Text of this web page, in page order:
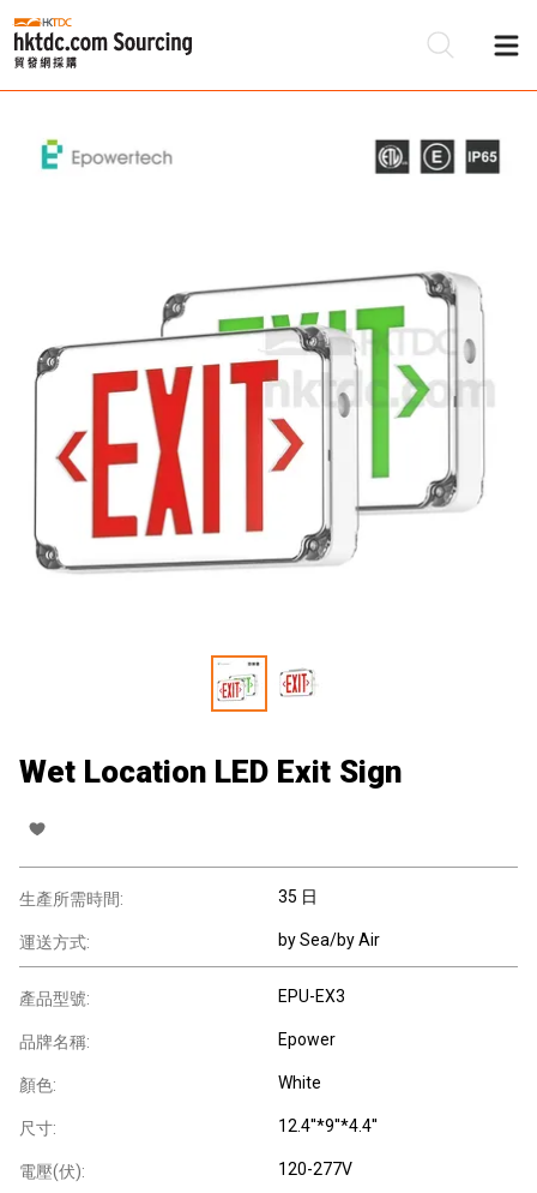
Wet Location LED Exit Sign
生產所需時間: 35 日
運送方式: by Sea/by Air
產品型號: EPU-EX3
品牌名稱: Epower
顏色: White
尺寸: 12.4''*9''*4.4''
電壓(伏): 120-277V